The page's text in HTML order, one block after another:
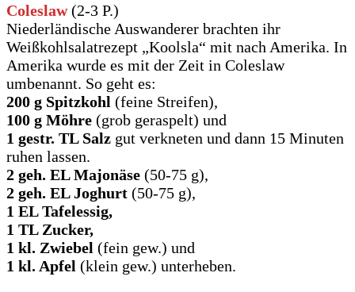
Coleslaw(2-3 P.)
Niederländische Auswanderer brachten ihr
Weißkohlsalatrezept „Koolsla“ mit nach Amerika. In
Amerika wurde es mit der Zeit in Coleslaw
umbenannt. So geht es:
200 g Spitzkohl (feine Streifen),
100 g Möhre (grob geraspelt) und
1 gestr. TL Salz gut verkneten und dann 15 Minuten
ruhen lassen.
2 geh. EL Majonäse (50-75 g),
2 geh. EL Joghurt (50-75 g),
1 EL Tafelessig,
1 TL Zucker,
1 kl. Zwiebel (fein gew.) und
1 kl. Apfel (klein gew.) unterheben.